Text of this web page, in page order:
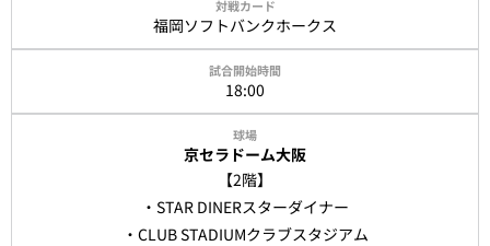
福岡ソフトバンクホークス
18:00
京セラドーム大阪
【2階】
・STAR DINERスターダイナー
・CLUB STADIUMクラブスタジアム